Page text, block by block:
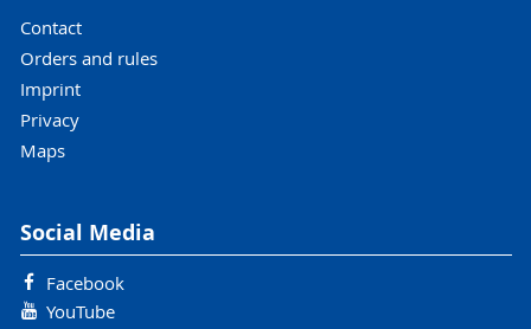
Contact
Orders and rules
Imprint
Privacy
Maps
Social Media
Facebook
YouTube